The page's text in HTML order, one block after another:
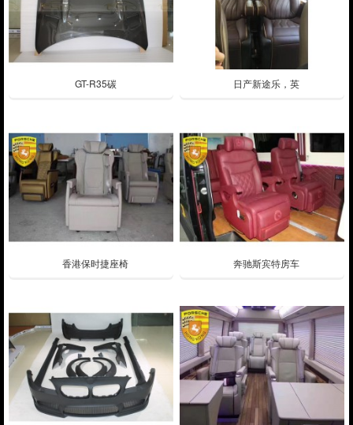
GT-R35碳 日产新途乐，英
香港保时捷座椅 奔驰斯宾特房车